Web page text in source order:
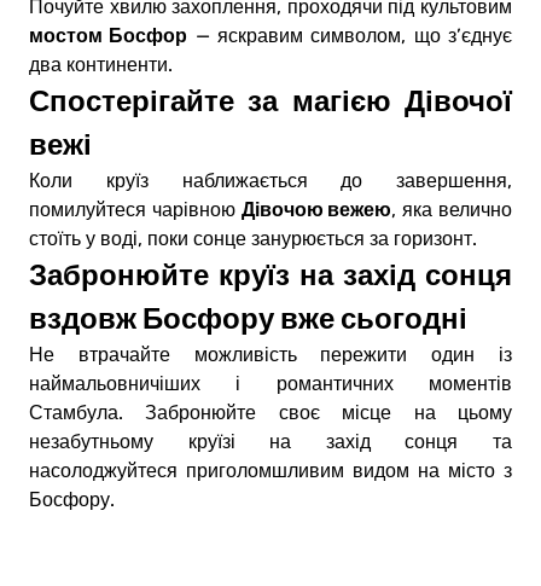
Почуйте хвилю захоплення, проходячи під культовим
мостом Босфор — яскравим символом, що з’єднує
два континенти.
Спостерігайте за магією Дівочої
вежі
Коли круїз наближається до завершення,
помилуйтеся чарівною Дівочою вежею, яка велично
стоїть у воді, поки сонце занурюється за горизонт.
Забронюйте круїз на захід сонця
вздовж Босфору вже сьогодні
Не втрачайте можливість пережити один із
наймальовничіших і романтичних моментів
Стамбула. Забронюйте своє місце на цьому
незабутньому круїзі на захід сонця та
насолоджуйтеся приголомшливим видом на місто з
Босфору.